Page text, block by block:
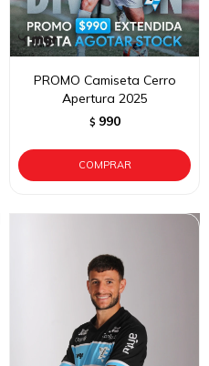
PROMO Camiseta Cerro
Apertura 2025
$ 990